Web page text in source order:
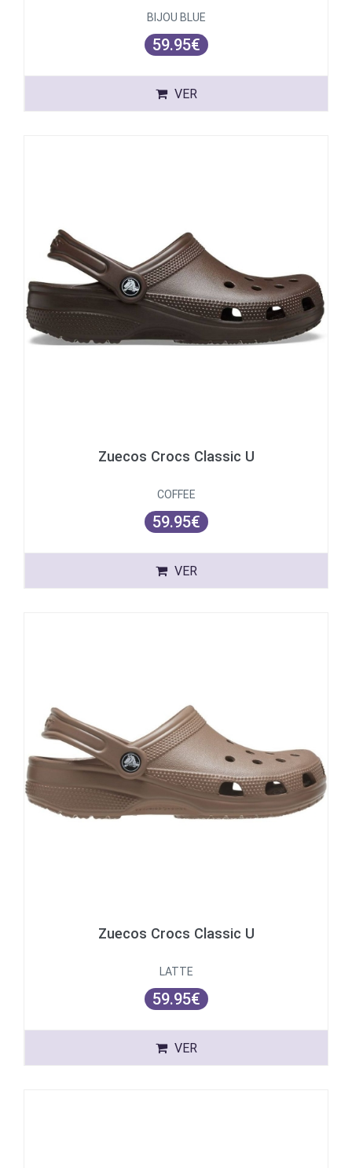
BIJOU BLUE
59.95€
VER
Zuecos Crocs Classic U
COFFEE
59.95€
VER
Zuecos Crocs Classic U
LATTE
59.95€
VER